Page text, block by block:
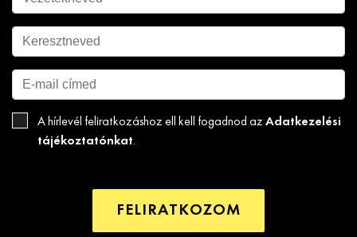
A hírlevél feliratkozáshoz ell kell fogadnod az Adatkezelési
tájékoztatónkat.
FELIRATKOZOM